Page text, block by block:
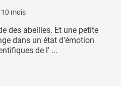
mois
des abeilles. Et une petite
dans un état d'émotion
de l' ...